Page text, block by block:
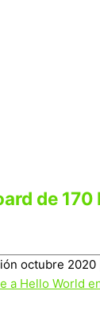
de 170
octubre 2020 |